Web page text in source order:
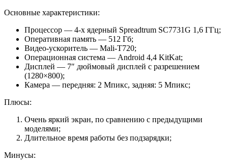
Основные характеристики:
Процессор — 4-х ядерный Spreadtrum SC7731G 1,6 ГГц;
Оперативная память — 512 Гб;
Видео-ускоритель — Mali-T720;
Операционная система — Android 4,4 KitKat;
Дисплей — 7″ дюймовый дисплей с разрешением
(1280×800);
Камера — передняя: 2 Мпикс, задняя: 5 Мпикс;
Плюсы:
Очень яркий экран, по сравнению с предыдущими
моделями;
Длительное время работы без подзарядки;
Минусы: